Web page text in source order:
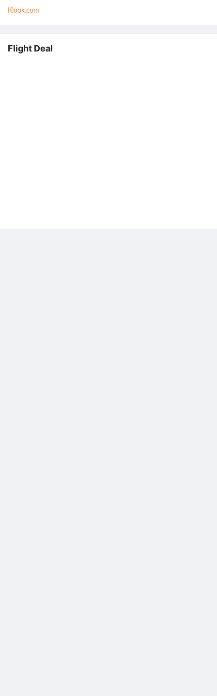
Klook.com
Flight Deal